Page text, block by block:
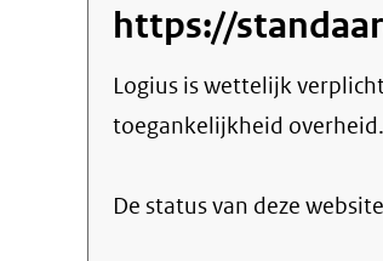
https://
Logius is wettelijk
toegankelijkheid overheid.
De status van deze website